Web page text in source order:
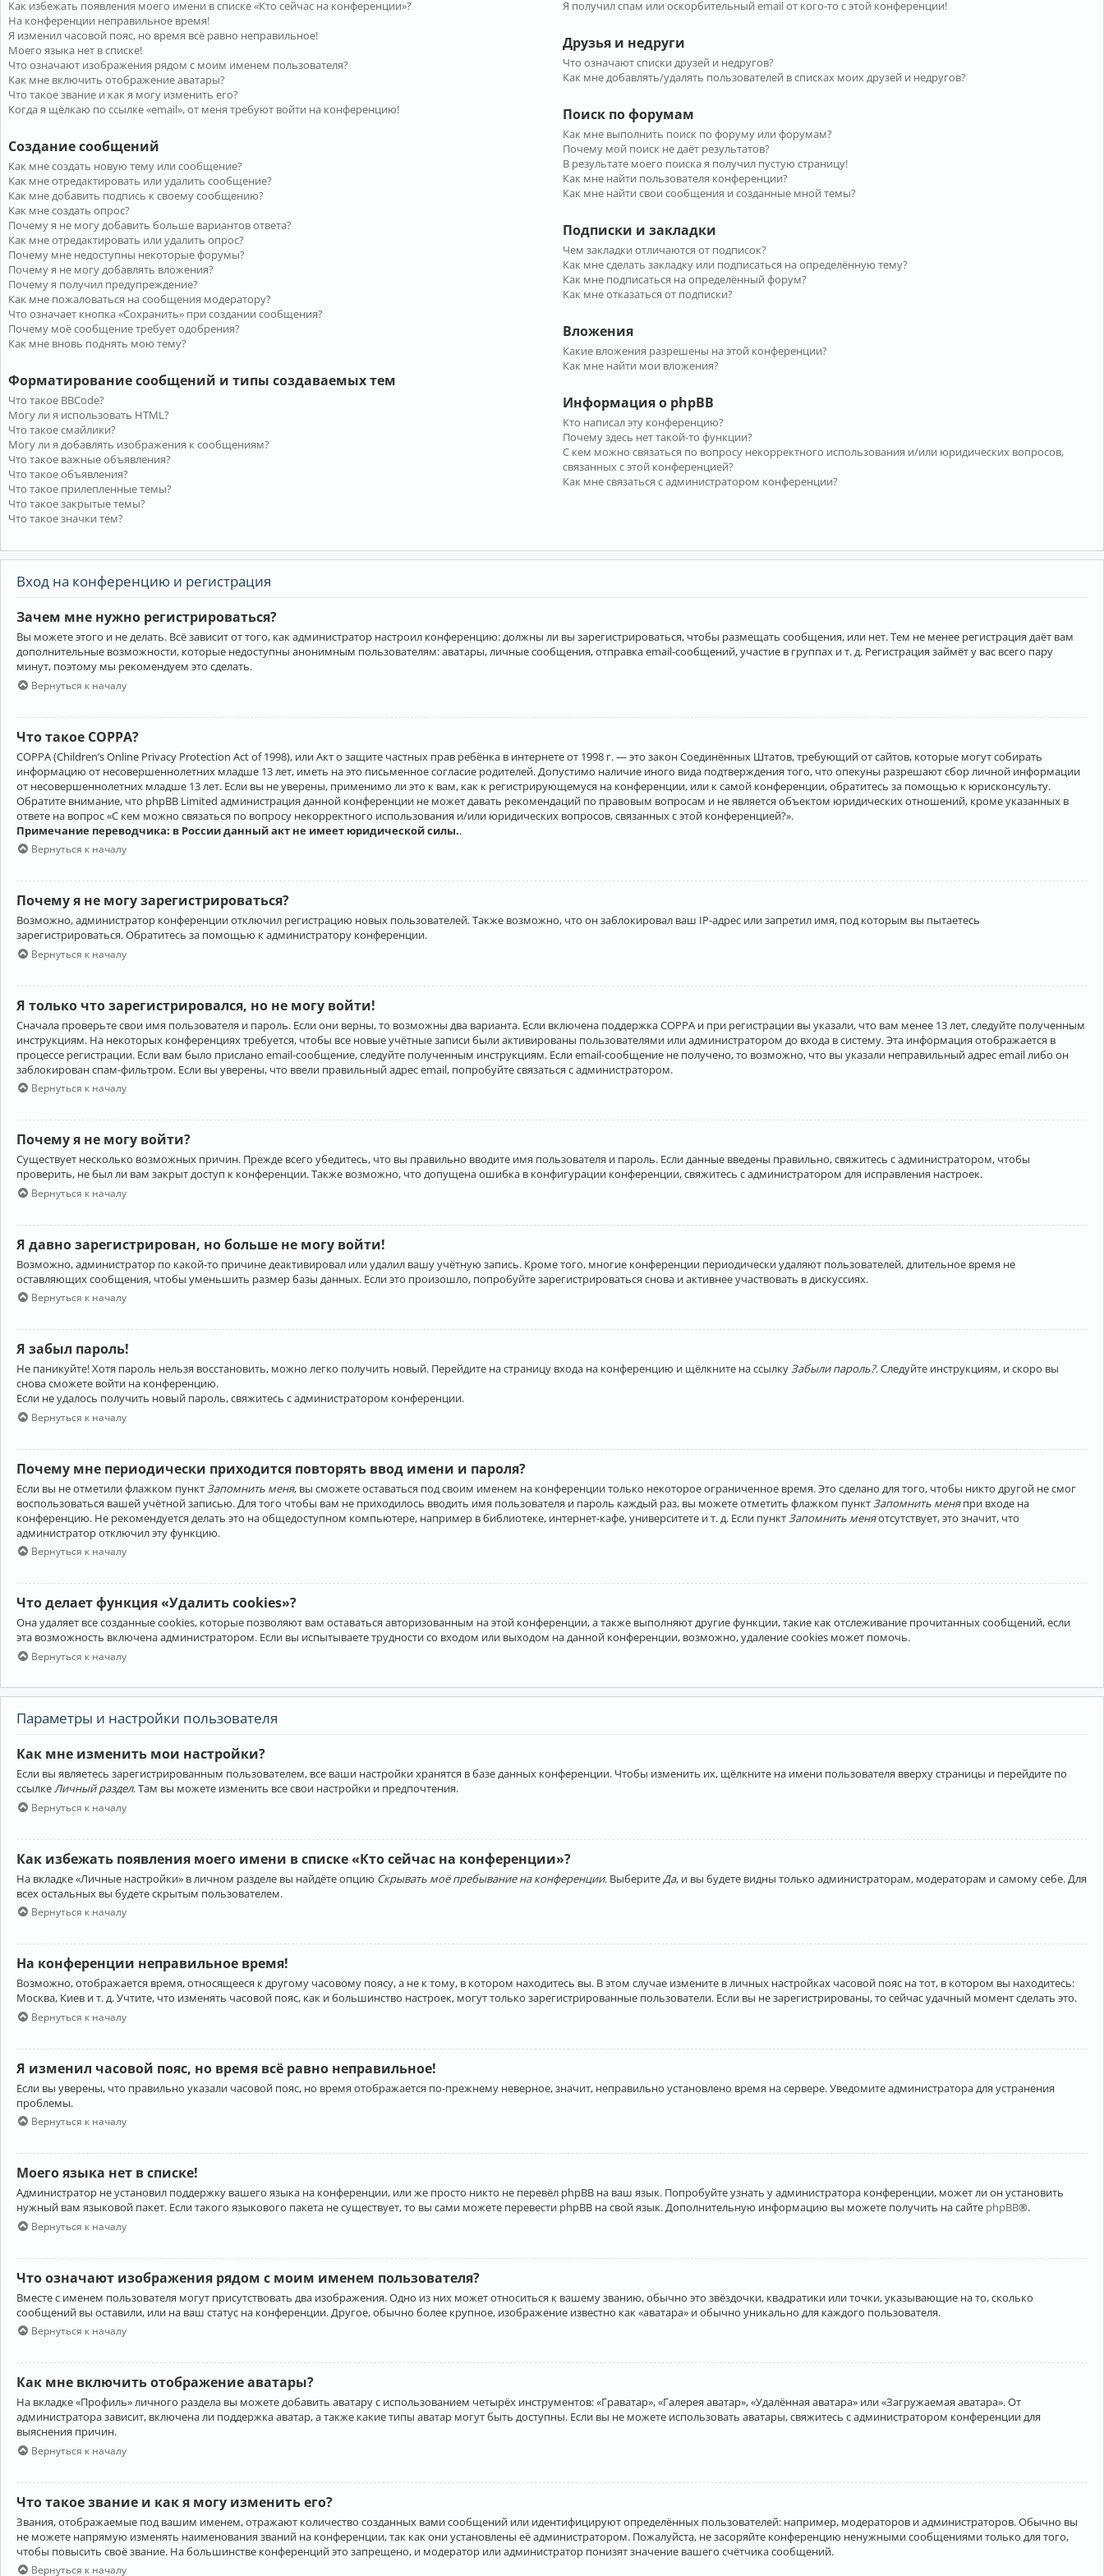
Как избежать появления моего имени в списке «Кто сейчас на конференции»?
На конференции неправильное время!
Я изменил часовой пояс, но время всё равно неправильное!
Моего языка нет в списке!
Что означают изображения рядом с моим именем пользователя?
Как мне включить отображение аватары?
Что такое звание и как я могу изменить его?
Когда я щёлкаю по ссылке «email», от меня требуют войти на конференцию!
Создание сообщений
Как мне создать новую тему или сообщение?
Как мне отредактировать или удалить сообщение?
Как мне добавить подпись к своему сообщению?
Как мне создать опрос?
Почему я не могу добавить больше вариантов ответа?
Как мне отредактировать или удалить опрос?
Почему мне недоступны некоторые форумы?
Почему я не могу добавлять вложения?
Почему я получил предупреждение?
Как мне пожаловаться на сообщения модератору?
Что означает кнопка «Сохранить» при создании сообщения?
Почему моё сообщение требует одобрения?
Как мне вновь поднять мою тему?
Форматирование сообщений и типы создаваемых тем
Что такое BBCode?
Могу ли я использовать HTML?
Что такое смайлики?
Могу ли я добавлять изображения к сообщениям?
Что такое важные объявления?
Что такое объявления?
Что такое прилепленные темы?
Что такое закрытые темы?
Что такое значки тем?
Я получил спам или оскорбительный email от кого-то с этой конференции!
Друзья и недруги
Что означают списки друзей и недругов?
Как мне добавлять/удалять пользователей в списках моих друзей и недругов?
Поиск по форумам
Как мне выполнить поиск по форуму или форумам?
Почему мой поиск не даёт результатов?
В результате моего поиска я получил пустую страницу!
Как мне найти пользователя конференции?
Как мне найти свои сообщения и созданные мной темы?
Подписки и закладки
Чем закладки отличаются от подписок?
Как мне сделать закладку или подписаться на определённую тему?
Как мне подписаться на определённый форум?
Как мне отказаться от подписки?
Вложения
Какие вложения разрешены на этой конференции?
Как мне найти мои вложения?
Информация о phpBB
Кто написал эту конференцию?
Почему здесь нет такой-то функции?
С кем можно связаться по вопросу некорректного использования и/или юридических вопросов,
связанных с этой конференцией?
Как мне связаться с администратором конференции?
Вход на конференцию и регистрация
Зачем мне нужно регистрироваться?
Вы можете этого и не делать. Всё зависит от того, как администратор настроил конференцию: должны ли вы зарегистрироваться, чтобы размещать сообщения, или нет. Тем не менее регистрация даёт вам
дополнительные возможности, которые недоступны анонимным пользователям: аватары, личные сообщения, отправка email-сообщений, участие в группах и т. д. Регистрация займёт у вас всего пару
минут, поэтому мы рекомендуем это сделать.
Вернуться к началу
Что такое COPPA?
COPPA (Children’s Online Privacy Protection Act of 1998), или Акт о защите частных прав ребёнка в интернете от 1998 г. — это закон Соединённых Штатов, требующий от сайтов, которые могут собирать
информацию от несовершеннолетних младше 13 лет, иметь на это письменное согласие родителей. Допустимо наличие иного вида подтверждения того, что опекуны разрешают сбор личной информации
от несовершеннолетних младше 13 лет. Если вы не уверены, применимо ли это к вам, как к регистрирующемуся на конференции, или к самой конференции, обратитесь за помощью к юрисконсульту.
Обратите внимание, что phpBB Limited администрация данной конференции не может давать рекомендаций по правовым вопросам и не является объектом юридических отношений, кроме указанных в
ответе на вопрос «С кем можно связаться по вопросу некорректного использования и/или юридических вопросов, связанных с этой конференцией?».
Примечание переводчика: в России данный акт не имеет юридической силы..
Вернуться к началу
Почему я не могу зарегистрироваться?
Возможно, администратор конференции отключил регистрацию новых пользователей. Также возможно, что он заблокировал ваш IP-адрес или запретил имя, под которым вы пытаетесь
зарегистрироваться. Обратитесь за помощью к администратору конференции.
Вернуться к началу
Я только что зарегистрировался, но не могу войти!
Сначала проверьте свои имя пользователя и пароль. Если они верны, то возможны два варианта. Если включена поддержка COPPA и при регистрации вы указали, что вам менее 13 лет, следуйте полученным
инструкциям. На некоторых конференциях требуется, чтобы все новые учётные записи были активированы пользователями или администратором до входа в систему. Эта информация отображается в
процессе регистрации. Если вам было прислано email-сообщение, следуйте полученным инструкциям. Если email-сообщение не получено, то возможно, что вы указали неправильный адрес email либо он
заблокирован спам-фильтром. Если вы уверены, что ввели правильный адрес email, попробуйте связаться с администратором.
Вернуться к началу
Почему я не могу войти?
Существует несколько возможных причин. Прежде всего убедитесь, что вы правильно вводите имя пользователя и пароль. Если данные введены правильно, свяжитесь с администратором, чтобы
проверить, не был ли вам закрыт доступ к конференции. Также возможно, что допущена ошибка в конфигурации конференции, свяжитесь с администратором для исправления настроек.
Вернуться к началу
Я давно зарегистрирован, но больше не могу войти!
Возможно, администратор по какой-то причине деактивировал или удалил вашу учётную запись. Кроме того, многие конференции периодически удаляют пользователей, длительное время не
оставляющих сообщения, чтобы уменьшить размер базы данных. Если это произошло, попробуйте зарегистрироваться снова и активнее участвовать в дискуссиях.
Вернуться к началу
Я забыл пароль!
Не паникуйте! Хотя пароль нельзя восстановить, можно легко получить новый. Перейдите на страницу входа на конференцию и щёлкните на ссылкуЗабыли пароль?. Следуйте инструкциям, и скоро вы
снова сможете войти на конференцию.
Если не удалось получить новый пароль, свяжитесь с администратором конференции.
Вернуться к началу
Почему мне периодически приходится повторять ввод имени и пароля?
Если вы не отметили флажком пункт Запомнить меня, вы сможете оставаться под своим именем на конференции только некоторое ограниченное время. Это сделано для того, чтобы никто другой не смог
воспользоваться вашей учётной записью. Для того чтобы вам не приходилось вводить имя пользователя и пароль каждый раз, вы можете отметить флажком пункт Запомнить меняпри входе на
конференцию. Не рекомендуется делать это на общедоступном компьютере, например в библиотеке, интернет-кафе, университете и т. д. Если пункт Запомнить меняотсутствует, это значит, что
администратор отключил эту функцию.
Вернуться к началу
Что делает функция «Удалить cookies»?
Она удаляет все созданные cookies, которые позволяют вам оставаться авторизованным на этой конференции, а также выполняют другие функции, такие как отслеживание прочитанных сообщений, если
эта возможность включена администратором. Если вы испытываете трудности со входом или выходом на данной конференции, возможно, удаление cookies может помочь.
Вернуться к началу
Параметры и настройки пользователя
Как мне изменить мои настройки?
Если вы являетесь зарегистрированным пользователем, все ваши настройки хранятся в базе данных конференции. Чтобы изменить их, щёлкните на имени пользователя вверху страницы и перейдите по
ссылкеЛичный раздел. Там вы можете изменить все свои настройки и предпочтения.
Вернуться к началу
Как избежать появления моего имени в списке «Кто сейчас на конференции»?
На вкладке «Личные настройки» в личном разделе вы найдёте опцию Скрывать моё пребывание на конференции. Выберите Да, и вы будете видны только администраторам, модераторам и самому себе. Для
всех остальных вы будете скрытым пользователем.
Вернуться к началу
На конференции неправильное время!
Возможно, отображается время, относящееся к другому часовому поясу, а не к тому, в котором находитесь вы. В этом случае измените в личных настройках часовой пояс на тот, в котором вы находитесь:
Москва, Киев и т. д. Учтите, что изменять часовой пояс, как и большинство настроек, могут только зарегистрированные пользователи. Если вы не зарегистрированы, то сейчас удачный момент сделать это.
Вернуться к началу
Я изменил часовой пояс, но время всё равно неправильное!
Если вы уверены, что правильно указали часовой пояс, но время отображается по-прежнему неверное, значит, неправильно установлено время на сервере. Уведомите администратора для устранения
проблемы.
Вернуться к началу
Моего языка нет в списке!
Администратор не установил поддержку вашего языка на конференции, или же просто никто не перевёл phpBB на ваш язык. Попробуйте узнать у администратора конференции, может ли он установить
нужный вам языковой пакет. Если такого языкового пакета не существует, то вы сами можете перевести phpBB на свой язык. Дополнительную информацию вы можете получить на сайте phpBB®.
Вернуться к началу
Что означают изображения рядом с моим именем пользователя?
Вместе с именем пользователя могут присутствовать два изображения. Одно из них может относиться к вашему званию, обычно это звёздочки, квадратики или точки, указывающие на то, сколько
сообщений вы оставили, или на ваш статус на конференции. Другое, обычно более крупное, изображение известно как «аватара» и обычно уникально для каждого пользователя.
Вернуться к началу
Как мне включить отображение аватары?
На вкладке «Профиль» личного раздела вы можете добавить аватару с использованием четырёх инструментов: «Граватар», «Галерея аватар», «Удалённая аватара» или «Загружаемая аватара». От
администратора зависит, включена ли поддержка аватар, а также какие типы аватар могут быть доступны. Если вы не можете использовать аватары, свяжитесь с администратором конференции для
выяснения причин.
Вернуться к началу
Что такое звание и как я могу изменить его?
Звания, отображаемые под вашим именем, отражают количество созданных вами сообщений или идентифицируют определённых пользователей: например, модераторов и администраторов. Обычно вы
не можете напрямую изменять наименования званий на конференции, так как они установлены её администратором. Пожалуйста, не засоряйте конференцию ненужными сообщениями только для того,
чтобы повысить своё звание. На большинстве конференций это запрещено, и модератор или администратор понизят значение вашего счётчика сообщений.
Вернуться к началу